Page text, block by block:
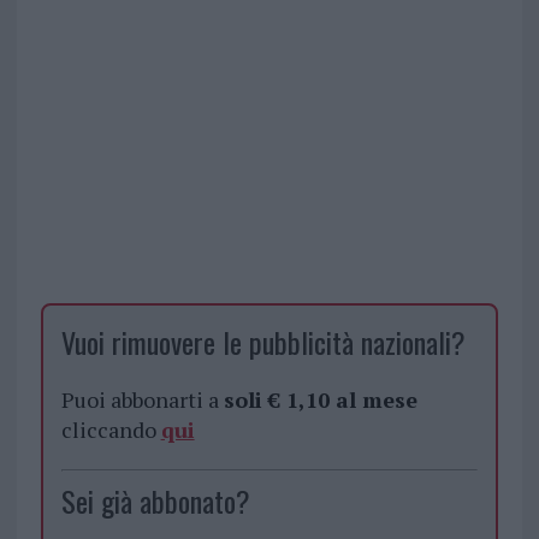
Vuoi rimuovere le pubblicità nazionali?
Puoi abbonarti a soli € 1,10 al mese
cliccando qui
Sei già abbonato?